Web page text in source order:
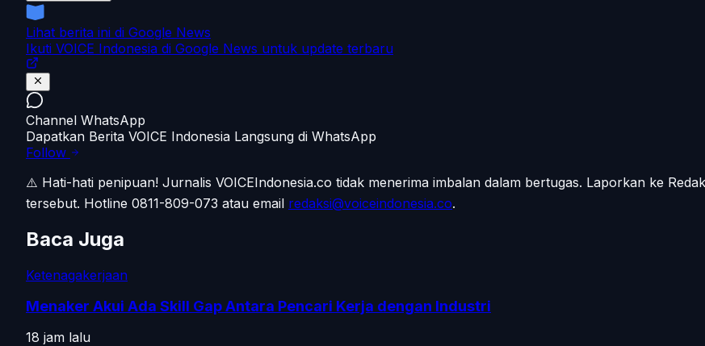
Lihat berita ini di Google News
Ikuti VOICE Indonesia di Google News untuk update terbaru
Channel WhatsApp
Dapatkan Berita VOICE Indonesia Langsung di WhatsApp
Follow
⚠️ Hati-hati penipuan! Jurnalis VOICEIndonesia.co tidak menerima imbalan dalam bertugas. Laporkan ke
tersebut. Hotline 0811-809-073 atau email redaksi@voiceindonesia.co.
Baca Juga
Ketenagakerjaan
Menaker Akui Ada Skill Gap Antara Pencari Kerja dengan Industri
18 jam lalu